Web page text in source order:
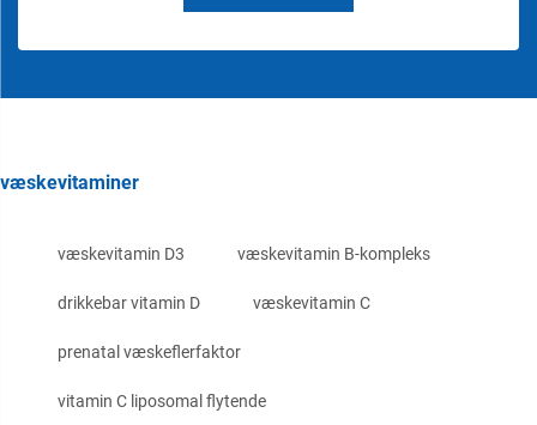
væskevitaminer
væskevitamin D3 væskevitamin B-kompleks
drikkebar vitamin D væskevitamin C
prenatal væskeflerfaktor
vitamin C liposomal flytende